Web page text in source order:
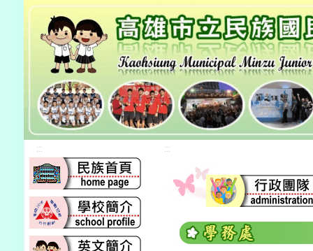
::: :::